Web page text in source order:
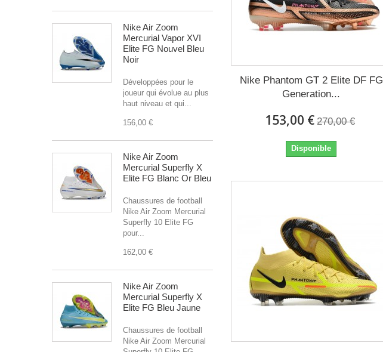
Nike Air Zoom
Mercurial Vapor XVI
Elite FG Nouvel Bleu
Noir
Développées pour le
joueur qui évolue au plus
haut niveau et qui...
156,00 €
Nike Air Zoom
Mercurial Superfly X
Elite FG Blanc Or Bleu
Chaussures de football
Nike Air Zoom Mercurial
Superfly 10 Elite FG
pour...
162,00 €
Nike Air Zoom
Mercurial Superfly X
Elite FG Bleu Jaune
Chaussures de football
Nike Air Zoom Mercurial
Nike Phantom GT 2 Elite DF FG
Generation...
153,00 € 270,00 €
Disponible